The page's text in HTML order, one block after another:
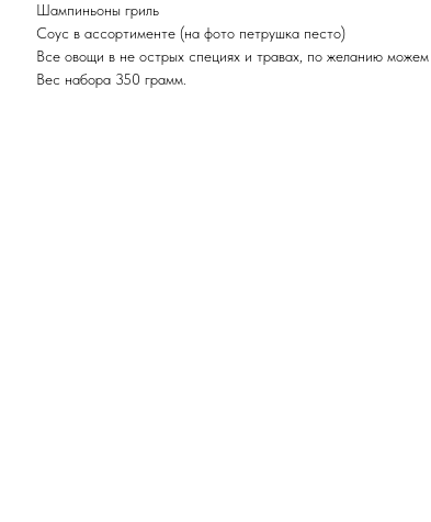
Шампиньоны гриль
Соус в ассортименте (на фото петрушка песто)
Все овощи в не острых специях и травах, по желанию можем
Вес набора 350 грамм.